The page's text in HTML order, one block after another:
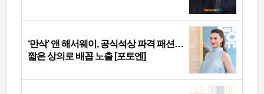
‘만삭’ 앤 해서웨이, 공식석상 파격 패션…
짧은 상의로 배꼽 노출 [포토엔]